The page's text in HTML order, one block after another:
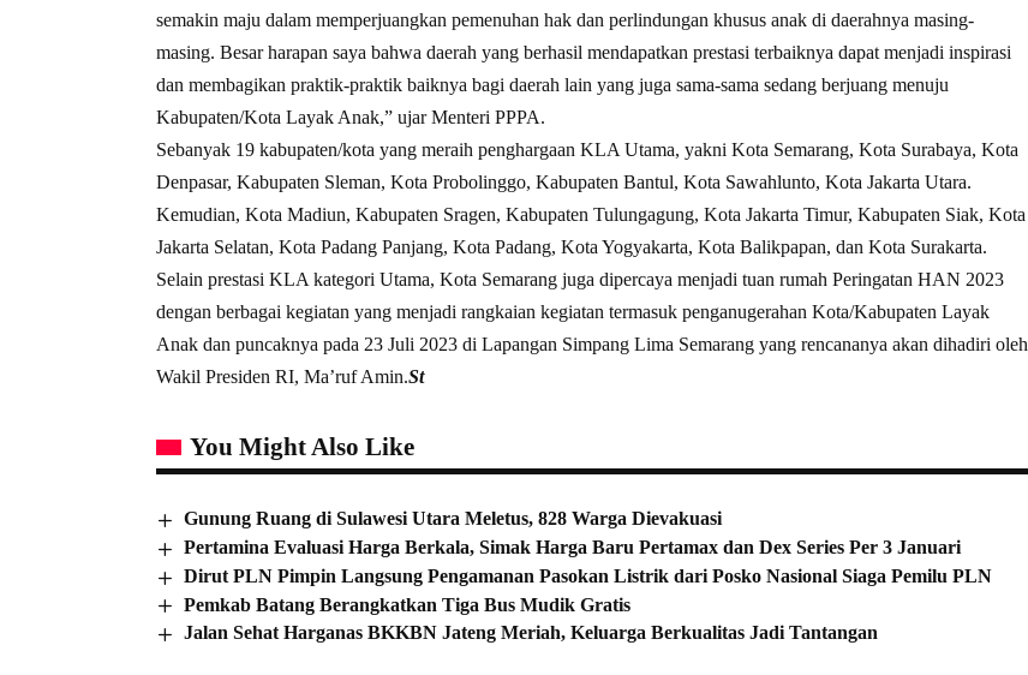
semakin maju dalam memperjuangkan pemenuhan hak dan perlindungan khusus anak di daerahnya masing-
masing. Besar harapan saya bahwa daerah yang berhasil mendapatkan prestasi terbaiknya dapat menjadi inspirasi
dan membagikan praktik-praktik baiknya bagi daerah lain yang juga sama-sama sedang berjuang menuju
Kabupaten/Kota Layak Anak,” ujar Menteri PPPA.
Sebanyak 19 kabupaten/kota yang meraih penghargaan KLA Utama, yakni Kota Semarang, Kota Surabaya, Kota
Denpasar, Kabupaten Sleman, Kota Probolinggo, Kabupaten Bantul, Kota Sawahlunto, Kota Jakarta Utara.
Kemudian, Kota Madiun, Kabupaten Sragen, Kabupaten Tulungagung, Kota Jakarta Timur, Kabupaten Siak, Kota
Jakarta Selatan, Kota Padang Panjang, Kota Padang, Kota Yogyakarta, Kota Balikpapan, dan Kota Surakarta.
Selain prestasi KLA kategori Utama, Kota Semarang juga dipercaya menjadi tuan rumah Peringatan HAN 2023
dengan berbagai kegiatan yang menjadi rangkaian kegiatan termasuk penganugerahan Kota/Kabupaten Layak
Anak dan puncaknya pada 23 Juli 2023 di Lapangan Simpang Lima Semarang yang rencananya akan dihadiri oleh
Wakil Presiden RI, Ma’ruf Amin.St
You Might Also Like
Gunung Ruang di Sulawesi Utara Meletus, 828 Warga Dievakuasi
Pertamina Evaluasi Harga Berkala, Simak Harga Baru Pertamax dan Dex Series Per 3 Januari
Dirut PLN Pimpin Langsung Pengamanan Pasokan Listrik dari Posko Nasional Siaga Pemilu PLN
Pemkab Batang Berangkatkan Tiga Bus Mudik Gratis
Jalan Sehat Harganas BKKBN Jateng Meriah, Keluarga Berkualitas Jadi Tantangan